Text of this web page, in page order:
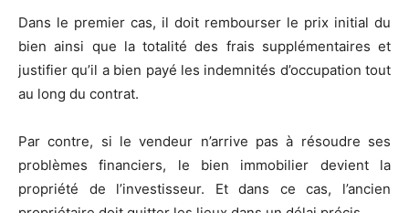
Dans le premier cas, il doit rembourser le prix initial du
bien ainsi que la totalité des frais supplémentaires et
justifier qu’il a bien payé les indemnités d’occupation tout
au long du contrat.
Par contre, si le vendeur n’arrive pas à résoudre ses
problèmes financiers, le bien immobilier devient la
propriété de l’investisseur. Et dans ce cas, l’ancien